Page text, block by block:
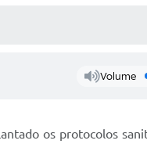
Volume
os protocolos